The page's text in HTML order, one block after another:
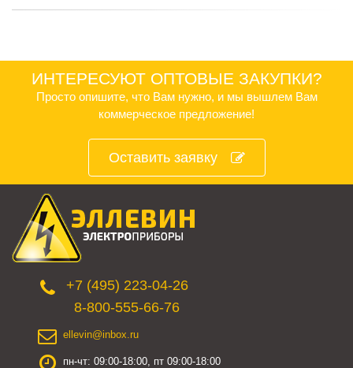
ИНТЕРЕСУЮТ ОПТОВЫЕ ЗАКУПКИ?
Просто опишите, что Вам нужно, и мы вышлем Вам
коммерческое предложение!
Оставить заявку
+7 (495) 223-04-26
8-800-555-66-76
ellevin@inbox.ru
пн-чт: 09:00-18:00, пт 09:00-18:00